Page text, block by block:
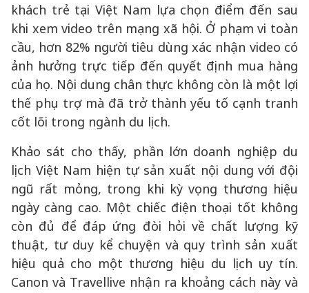
khách trẻ tại Việt Nam lựa chọn điểm đến sau
khi xem video trên mạng xã hội. Ở phạm vi toàn
cầu, hơn 82% người tiêu dùng xác nhận video có
ảnh hưởng trực tiếp đến quyết định mua hàng
của họ. Nội dung chân thực không còn là một lợi
thế phụ trợ mà đã trở thành yếu tố cạnh tranh
cốt lõi trong ngành du lịch.
Khảo sát cho thấy, phần lớn doanh nghiệp du
lịch Việt Nam hiện tự sản xuất nội dung với đội
ngũ rất mỏng, trong khi kỳ vọng thương hiệu
ngày càng cao. Một chiếc điện thoại tốt không
còn đủ để đáp ứng đòi hỏi về chất lượng kỹ
thuật, tư duy kể chuyện và quy trình sản xuất
hiệu quả cho một thương hiệu du lịch uy tín.
Canon và Travellive nhận ra khoảng cách này và